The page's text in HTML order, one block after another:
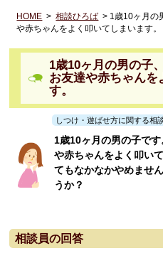
検
索
HOME >相談ひろば > 1歳10ヶ月の
や赤ちゃんをよく叩いてしまいます。
1歳10ヶ月の男の子
お友達や赤ちゃんを
す。
しつけ・遊ばせ方に関する相
1歳10ヶ月の男の子で
や赤ちゃんをよく叩い
てもなかなかやめませ
うか？
相談員の回答